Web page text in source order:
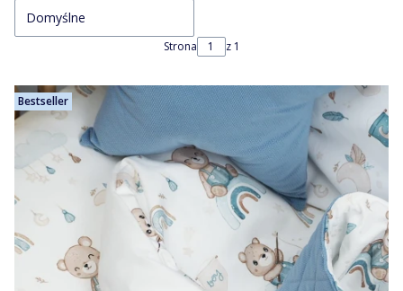
Domyślne
Strona z 1
Bestseller